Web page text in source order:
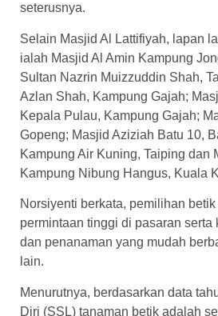
seterusnya.
Selain Masjid Al Lattifiyah, lapan
ialah Masjid Al Amin Kampung
Sultan Nazrin Muizzuddin Shah,
Azlan Shah, Kampung Gajah;
Kepala Pulau, Kampung Gajah;
Gopeng; Masjid Aziziah Batu 10,
Kampung Air Kuning, Taiping dan
Kampung Nibung Hangus, Kuala
Norsiyenti berkata, pemilihan
permintaan tinggi di pasaran serta
dan penanaman yang mudah
lain.
Menurutnya, berdasarkan data
Diri (SSL) tanaman betik adalah